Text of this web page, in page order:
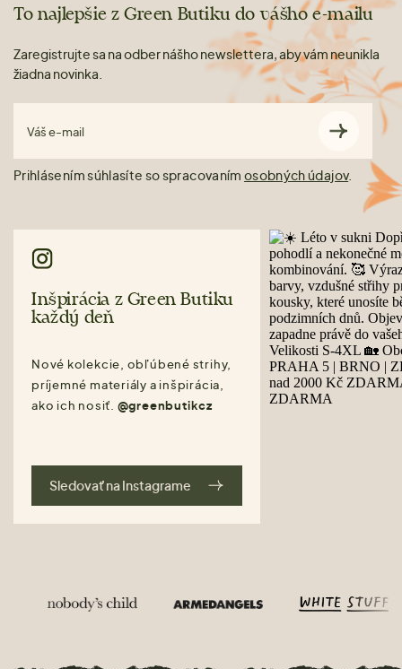
To najlepšie z Green Butiku do vášho e-mailu
Zaregistrujte sa na odber nášho newslettera, aby vám neunikla
žiadna novinka.
Váš e-mail
Prihlásením súhlasíte so spracovaním osobných údajov.
Inšpirácia z Green Butiku
každý deň
Nové kolekcie, obľúbené strihy,
príjemné materiály a inšpirácia,
ako ich nosiť. @greenbutikcz
Sledovať na Instagrame